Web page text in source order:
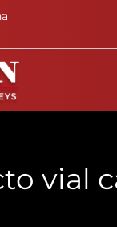
vial